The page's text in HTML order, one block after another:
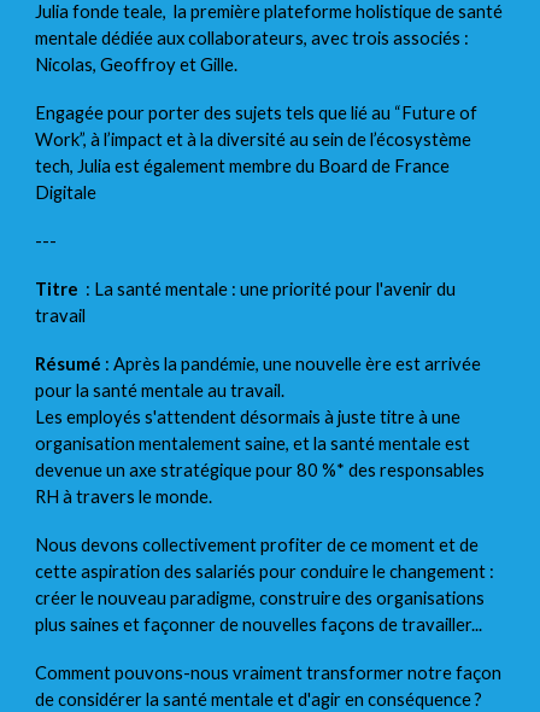
Julia fonde teale, la première plateforme holistique de santé
mentale dédiée aux collaborateurs, avec trois associés :
Nicolas, Geoffroy et Gille.
Engagée pour porter des sujets tels que lié au “Future of
Work”, à l’impact et à la diversité au sein de l’écosystème
tech, Julia est également membre du Board de France
Digitale
---
Titre : La santé mentale : une priorité pour l'avenir du
travail
Résumé : Après la pandémie, une nouvelle ère est arrivée
pour la santé mentale au travail.
Les employés s'attendent désormais à juste titre à une
organisation mentalement saine, et la santé mentale est
devenue un axe stratégique pour 80 %* des responsables
RH à travers le monde.
Nous devons collectivement profiter de ce moment et de
cette aspiration des salariés pour conduire le changement :
créer le nouveau paradigme, construire des organisations
plus saines et façonner de nouvelles façons de travailler...
Comment pouvons-nous vraiment transformer notre façon
de considérer la santé mentale et d'agir en conséquence ?